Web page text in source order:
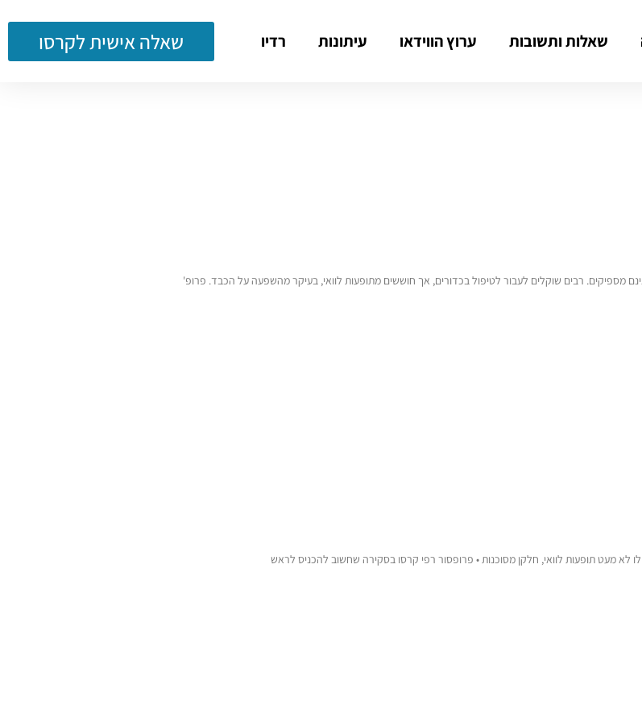
שאלות ותשובות ערוץ הווידאו עיתונות רדיו שאלה אישית לקרסו
מספיקים. רבים שוקלים לעבור לטיפול בכדורים, אך חוששים מתופעות לוואי, בעיקר מהשפעה על הכבד. פרופ'
לא מעט תופעות לוואי, חלקן מסוכנות • פרופסור רפי קרסו בסקירה שחשוב להכניס לראש